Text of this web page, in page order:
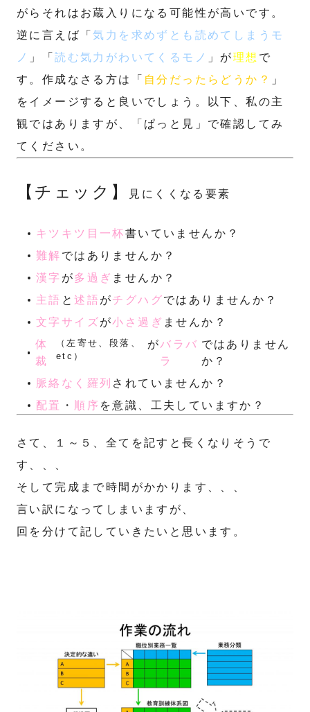
がらそれはお蔵入りになる可能性が高いです。
逆に言えば「気力を求めずとも読めてしまうモ
ノ 」「読む気力がわいてくるモノ 」が理想 で
す。作成なさる方は「 自分だったらどうか？
」
をイメージすると良いでしょう。以下、私の主
観ではありますが、「ぱっと見」で確認してみ
てください。
【チェック】 見にくくなる要素
キツキツ目一杯書いていませんか？
難解 ではありませんか？
漢字 が多過ぎ ませんか？
主語 と述語がチグハグではありませんか？
文字サイズが小さ過ぎ ませんか？
体
裁
（左寄せ、段落、
etc）
がバラバ
ラ
ではありません
か？
脈絡なく羅列 されていませんか？
配置
・ 順序 を意識、工夫していますか？
さて、１～５、全てを記すと長くなりそうで
す、、、
そして完成まで時間がかかります、、、
言い訳になってしまいますが、
回を分けて記していきたいと思います。